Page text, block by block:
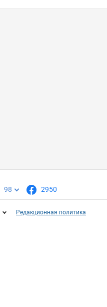
98 2950
Редакционная политика